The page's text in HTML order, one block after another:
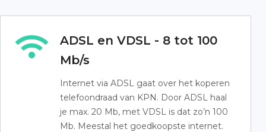
ADSL en VDSL - 8 tot 100
Mb/s
Internet via ADSL gaat over het koperen
telefoondraad van KPN. Door ADSL haal
je max. 20 Mb, met VDSL is dat zo’n 100
Mb. Meestal het goedkoopste internet.